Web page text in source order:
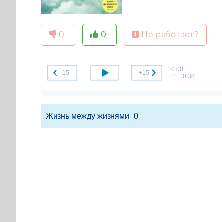
0 0 Не работает?
-15 +15
0:00
11:10:38
Жизнь между жизнями_0